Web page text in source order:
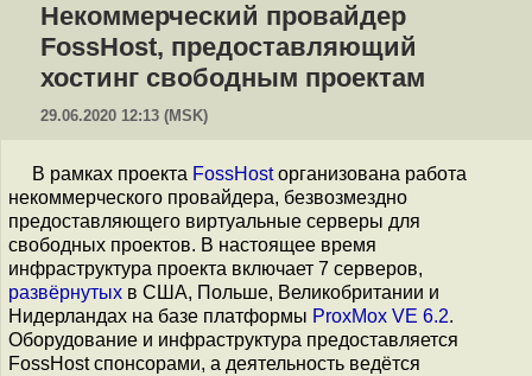
Некоммерческий провайдер
FossHost, предоставляющий
хостинг свободным проектам
29.06.2020 12:13 (MSK)
В рамках проекта FossHostорганизована работа
некоммерческого провайдера, безвозмездно
предоставляющего виртуальные серверы для
свободных проектов. В настоящее время
инфраструктура проекта включает 7 серверов,
развёрнутых в США, Польше, Великобритании и
Нидерландах на базе платформы ProxMox VE 6.2.
Оборудование и инфраструктура предоставляется
FossHost спонсорами, а деятельность ведётся